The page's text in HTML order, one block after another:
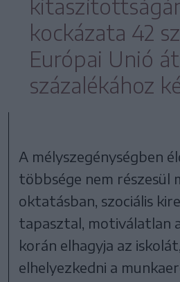
kockázata 42
Európai Unió
százalékához
A mélyszegénységben
többsége nem részesül
oktatásban, szociális
tapasztal, motiválatlan
korán elhagyja az
elhelyezkedni a